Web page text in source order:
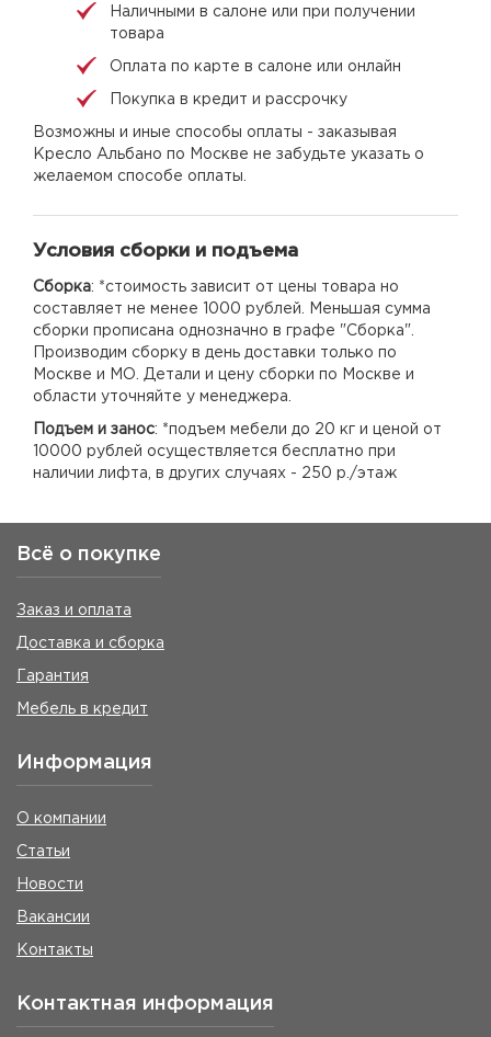
Наличными в салоне или при получении
товара
Оплата по карте в салоне или онлайн
Покупка в кредит и рассрочку
Возможны и иные способы оплаты - заказывая
Кресло Альбано по Москве не забудьте указать о
желаемом способе оплаты.
Условия сборки и подъема
Сборка: *стоимость зависит от цены товара но
составляет не менее 1000 рублей. Меньшая сумма
сборки прописана однозначно в графе "Сборка".
Производим сборку в день доставки только по
Москве и МО. Детали и цену сборки по Москве и
области уточняйте у менеджера.
Подъем и занос: *подъем мебели до 20 кг и ценой от
10000 рублей осуществляется бесплатно при
наличии лифта, в других случаях - 250 р./этаж
Всё о покупке
Заказ и оплата
Доставка и сборка
Гарантия
Мебель в кредит
Информация
О компании
Статьи
Новости
Вакансии
Контакты
Контактная информация